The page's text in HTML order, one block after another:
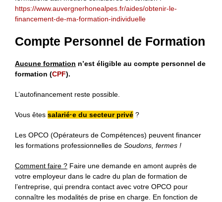
https://www.auvergnerhonealpes.fr/aides/obtenir-le-
financement-de-ma-formation-individuelle
Compte Personnel de Formation
Aucune formation n’est éligible au compte personnel de
formation (CPF).
L’autofinancement reste possible.
Vous êtes salarié·e du secteur privé ?
Les OPCO (Opérateurs de Compétences) peuvent financer
les formations professionnelles de Soudons, fermes !
Comment faire ? Faire une demande en amont auprès de
votre employeur dans le cadre du plan de formation de
l’entreprise, qui prendra contact avec votre OPCO pour
connaître les modalités de prise en charge. En fonction de